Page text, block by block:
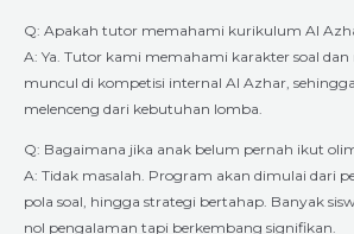
Q: Apakah tutor memahami kurikulum Al
A: Ya. Tutor kami memahami karakter soal
muncul di kompetisi internal Al Azhar,
melenceng dari kebutuhan lomba.
Q: Bagaimana jika anak belum pernah ikut
A: Tidak masalah. Program akan dimulai dari
pola soal, hingga strategi bertahap. Banyak
nol pengalaman tapi berkembang signifikan.